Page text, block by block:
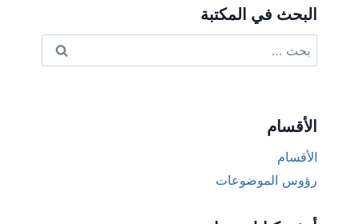
البحث في المكتبة
عن:
الأقسام
الأقسام
رؤوس الموضوعات